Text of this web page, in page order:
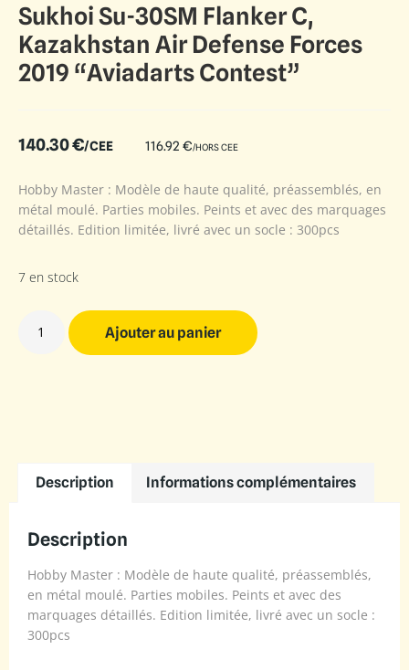
Sukhoi Su-30SM Flanker C,
Kazakhstan Air Defense Forces
2019 “Aviadarts Contest”
140.30€/CEE 116.92 €/HORS CEE
Hobby Master : Modèle de haute qualité, préassemblés, en
métal moulé. Parties mobiles. Peints et avec des marquages
détaillés. Edition limitée, livré avec un socle : 300pcs
7 en stock
Ajouter au panier
Description Informations complémentaires
Description
Hobby Master : Modèle de haute qualité, préassemblés,
en métal moulé. Parties mobiles. Peints et avec des
marquages détaillés. Edition limitée, livré avec un socle :
300pcs